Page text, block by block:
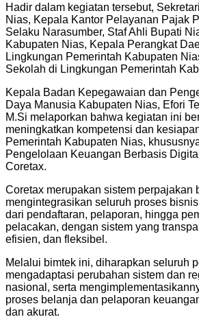
Hadir dalam kegiatan tersebut,
Nias, Kepala Kantor Pelayanan Pajak
Selaku Narasumber, Staf Ahli Bupati
Kabupaten Nias, Kepala Perangkat
Lingkungan Pemerintah Kabupaten
Sekolah di Lingkungan Pemerintah
Kepala Badan Kepegawaian dan
Daya Manusia Kabupaten Nias, Efori
M.Si melaporkan bahwa kegiatan ini
meningkatkan kompetensi dan
Pemerintah Kabupaten Nias,
Pengelolaan Keuangan Berbasis
Coretax.
Coretax merupakan sistem perpajakan
mengintegrasikan seluruh proses
dari pendaftaran, pelaporan, hingga
pelacakan, dengan sistem yang
efisien, dan fleksibel.
Melalui bimtek ini, diharapkan seluruh
mengadaptasi perubahan sistem dan
nasional, serta
proses belanja dan pelaporan
dan akurat.